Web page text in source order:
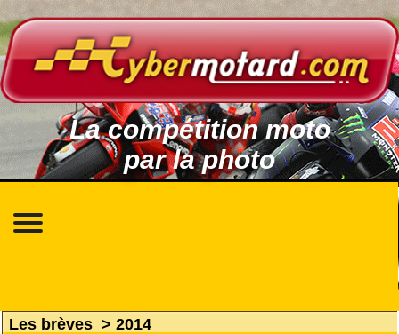
La compétition moto
par la photo
Les brèves > 2014